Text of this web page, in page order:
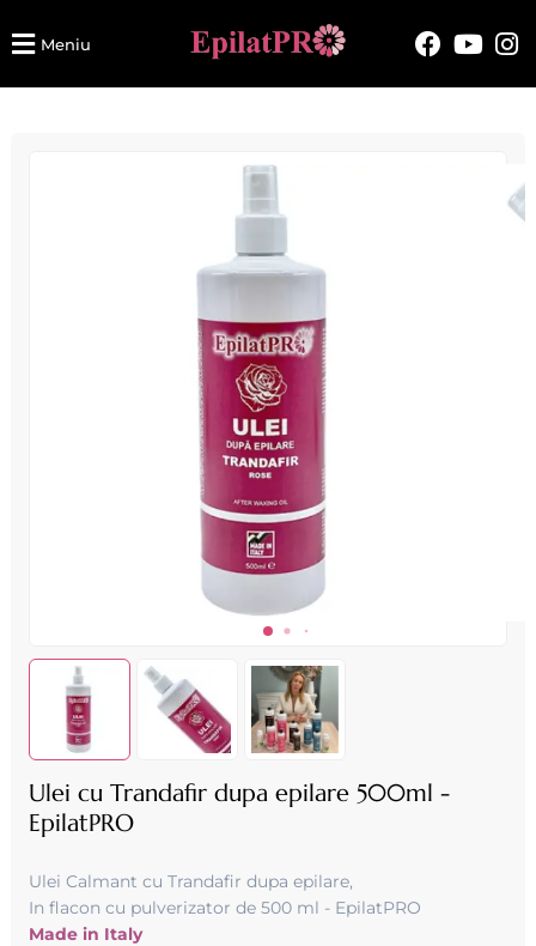
Meniu
Ulei cu Trandafir dupa epilare 500ml -
EpilatPRO
Ulei Calmant cu Trandafir dupa epilare,
In flacon cu pulverizator de 500 ml - EpilatPRO
Made in Italy